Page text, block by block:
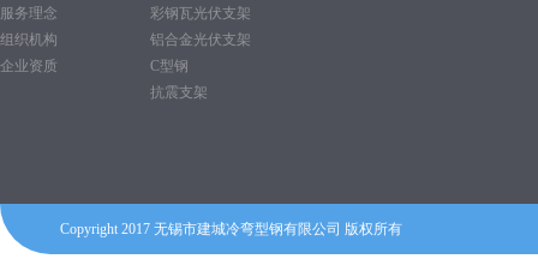
服务理念
组织机构
企业资质
彩钢瓦光伏支架
铝合金光伏支架
C型钢
抗震支架
Copyright 2017 无锡市建城冷弯型钢有限公司 版权所有